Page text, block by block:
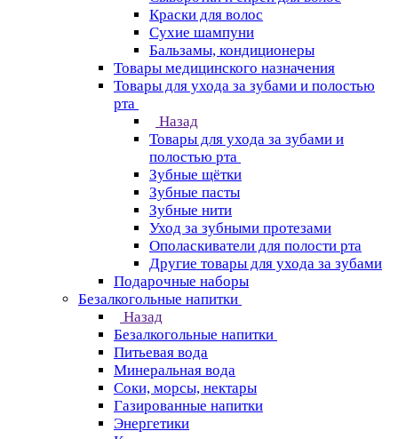
Краски для волос
Сухие шампуни
Бальзамы, кондиционеры
Товары медицинского назначения
Товары для ухода за зубами и полостью
рта
Назад
Товары для ухода за зубами и
полостью рта
Зубные щётки
Зубные пасты
Зубные нити
Уход за зубными протезами
Ополаскиватели для полости рта
Другие товары для ухода за зубами
Подарочные наборы
Безалкогольные напитки
Назад
Безалкогольные напитки
Питьевая вода
Минеральная вода
Соки, морсы, нектары
Газированные напитки
Энергетики